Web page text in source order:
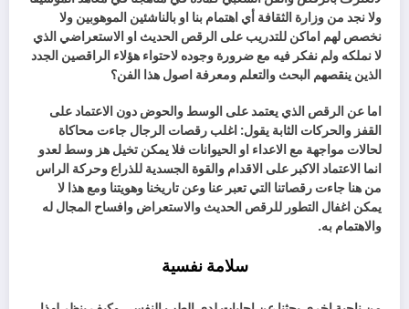
ولا نجد من وزارة الثقافة أي اهتمام بنا او بالناشئين الموهوبين ولا
نخصص لهم اماكن للتدريب على الرقص الحديث او الاستعراضي الذي
لا نملكه ولم نفكر فيه مع ضرورة وجوده لاحتواء هؤلاء الراقصين الجدد
الذين ينقصهم البحث والتعلم ومعرفة اصول هذا الفن؟
اما عن الرقص الذي يعتمد على الوسط والحوض دون الاعتماد على
القفز والحركات الثابة يقول: اغلب رقصات الرجال جاءت محاكاة
لحالات مواجهة مع الاعداء او الحيوانات فلا يمكن تخيل هز وسط لعدو
انما الاعتماد الاكبر على الاقدام والقوة الجسدية للذراع وحركة الراس
من هنا جاءت رقصاتنا التي تعبر عنا وعن تاريخنا وهويتنا ومع هذا لا
يمكن اغفال التطور للرقص الحديث والاستعراض وافساح المجال له
والاهتمام به.
سلامة نفسية